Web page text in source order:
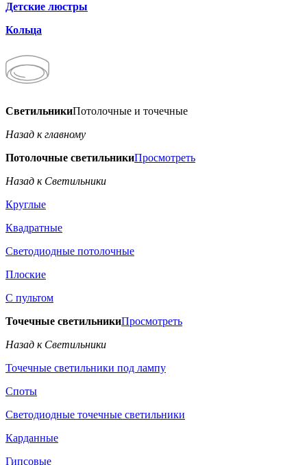
Детские люстры
Кольца
СветильникиПотолочные и точечные
Назад к главному
Потолочные светильникиПросмотреть
Назад к Светильники
Круглые
Квадратные
Светодиодные потолочные
Плоские
С пультом
Точечные светильникиПросмотреть
Назад к Светильники
Точечные светильники под лампу
Споты
Светодиодные точечные светильники
Карданные
Гипсовые